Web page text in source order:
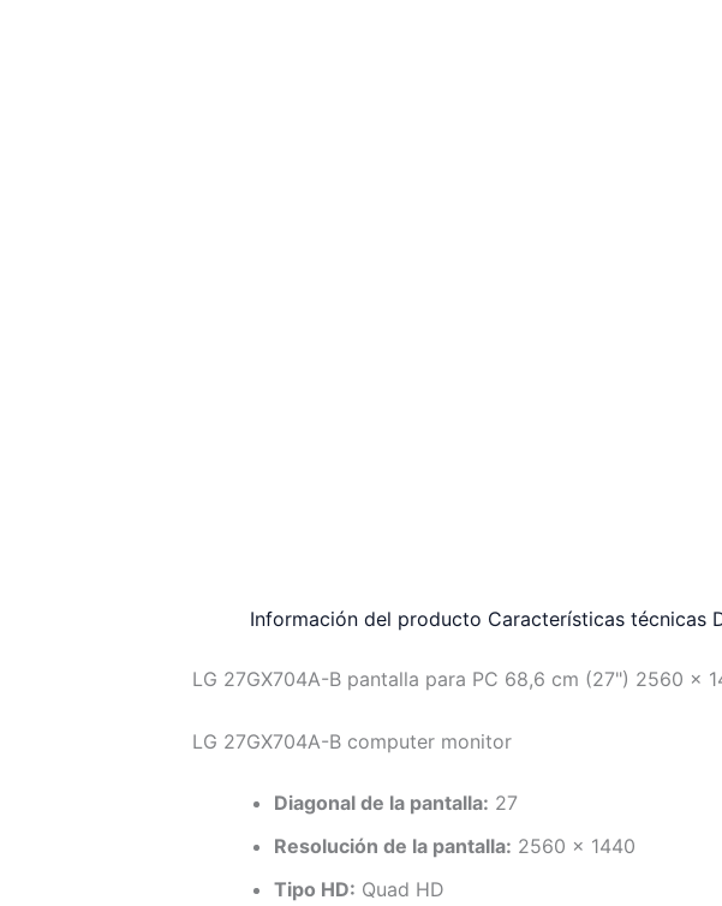
Información del producto Características técnicas
LG 27GX704A-B pantalla para PC 68,6 cm (27") 2560 x
LG 27GX704A-B computer monitor
Diagonal de la pantalla: 27
Resolución de la pantalla: 2560 x 1440
Tipo HD: Quad HD